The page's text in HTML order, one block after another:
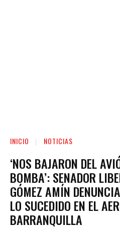
INICIO NOTICIAS
‘NOS BAJARON DEL
BOMBA’: SENADOR
GÓMEZ AMÍN
LO SUCEDIDO EN EL
BARRANQUILLA